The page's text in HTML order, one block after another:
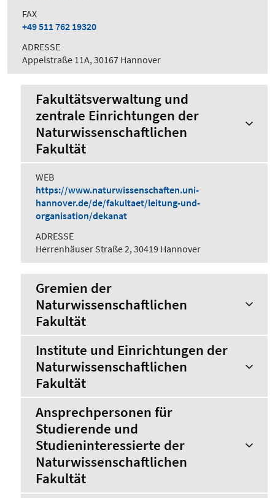
FAX
+49 511 762 19320
ADRESSE
Appelstraße 11A, 30167 Hannover
Fakultätsverwaltung und
zentrale Einrichtungen der
Naturwissenschaftlichen
Fakultät
WEB
https://www.naturwissenschaften.uni-
hannover.de/de/fakultaet/leitung-und-
organisation/dekanat
ADRESSE
Herrenhäuser Straße 2, 30419 Hannover
Gremien der
Naturwissenschaftlichen
Fakultät
Institute und Einrichtungen der
Naturwissenschaftlichen
Fakultät
Ansprechpersonen für
Studierende und
Studieninteressierte der
Naturwissenschaftlichen
Fakultät